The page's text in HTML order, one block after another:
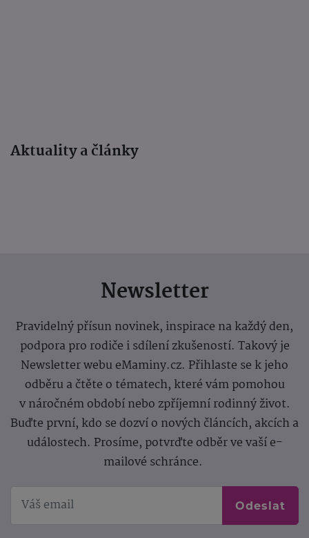
Aktuality a články
Newsletter
Pravidelný přísun novinek, inspirace na každý den,
podpora pro rodiče i sdílení zkušeností. Takový je
Newsletter webu eMaminy.cz. Přihlaste se k jeho
odběru a čtěte o tématech, které vám pomohou
v náročném období nebo zpříjemní rodinný život.
Buďte první, kdo se dozví o nových článcích, akcích a
událostech. Prosíme, potvrďte odběr ve vaší e-
mailové schránce.
Odeslat